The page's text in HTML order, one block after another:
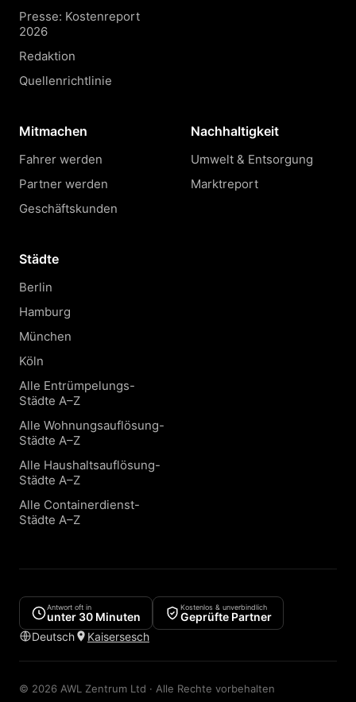
Presse: Kostenreport
2026
Redaktion
Quellenrichtlinie
Mitmachen
Fahrer werden
Partner werden
Geschäftskunden
Nachhaltigkeit
Umwelt & Entsorgung
Marktreport
Städte
Berlin
Hamburg
München
Köln
Alle Entrümpelungs-
Städte A–Z
Alle Wohnungsauflösung-
Städte A–Z
Alle Haushaltsauflösung-
Städte A–Z
Alle Containerdienst-
Städte A–Z
Antwort oft in
unter 30 Minuten
Kostenlos & unverbindlich
Geprüfte Partner
Deutsch
Kaisersesch
© 2026 AWL Zentrum Ltd · Alle Rechte vorbehalten